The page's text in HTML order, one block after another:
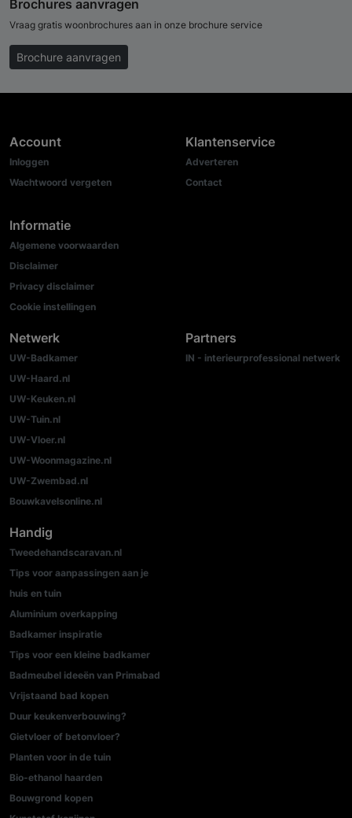
Brochures aanvragen
Vraag gratis woonbrochures aan in onze brochure service
Brochure aanvragen
Account
Inloggen
Wachtwoord vergeten
Informatie
Algemene voorwaarden
Disclaimer
Privacy disclaimer
Cookie instellingen
Klantenservice
Adverteren
Contact
Netwerk
UW-Badkamer
UW-Haard.nl
UW-Keuken.nl
UW-Tuin.nl
UW-Vloer.nl
UW-Woonmagazine.nl
UW-Zwembad.nl
Bouwkavelsonline.nl
Partners
IN - interieurprofessional netwerk
Handig
Tweedehandscaravan.nl
Tips voor aanpassingen aan je
huis en tuin
Aluminium overkapping
Badkamer inspiratie
Tips voor een kleine badkamer
Badmeubel ideeën van Primabad
Vrijstaand bad kopen
Duur keukenverbouwing?
Gietvloer of betonvloer?
Planten voor in de tuin
Bio-ethanol haarden
Bouwgrond kopen